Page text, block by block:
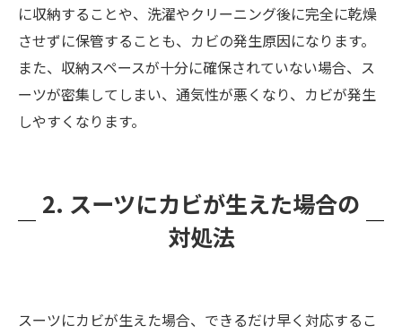
に収納することや、洗濯やクリーニング後に完全に乾燥
させずに保管することも、カビの発生原因になります。
また、収納スペースが十分に確保されていない場合、ス
ーツが密集してしまい、通気性が悪くなり、カビが発生
しやすくなります。
2. スーツにカビが生えた場合の
対処法
スーツにカビが生えた場合、できるだけ早く対応するこ